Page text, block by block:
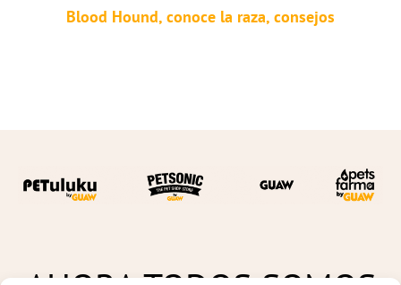
Blood Hound, conoce la raza, consejos